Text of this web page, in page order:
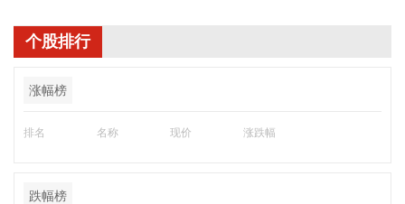
个股排行
涨幅榜
排名 名称 现价 涨跌幅
跌幅榜